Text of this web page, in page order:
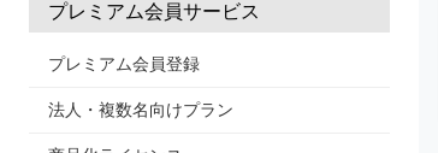
プレミアム会員サービス
プレミアム会員登録
法人・複数名向けプラン